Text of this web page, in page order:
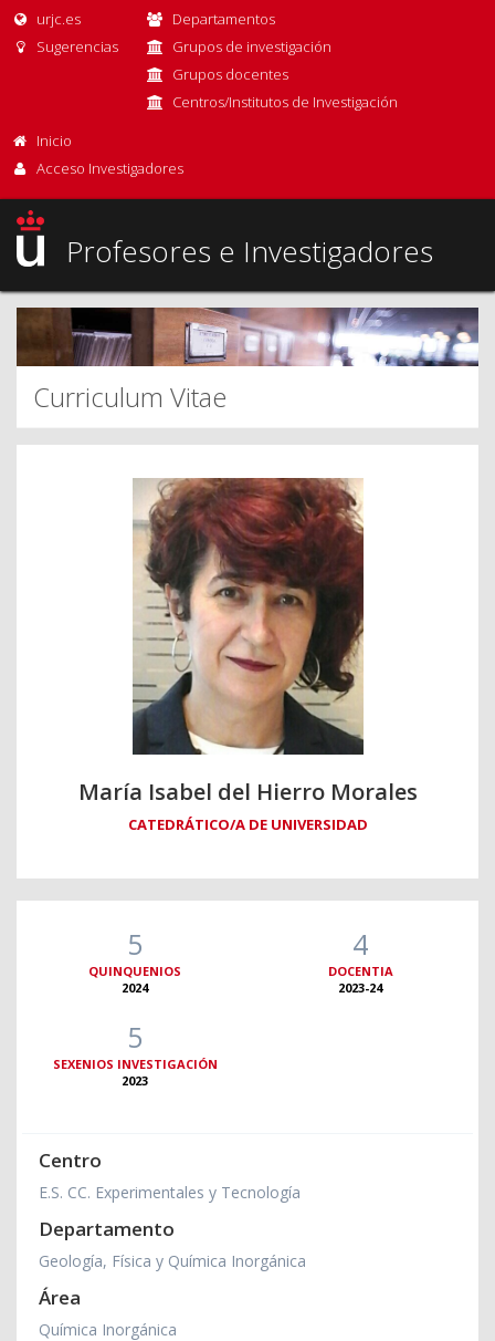
urjc.es
Sugerencias
Departamentos
Grupos de investigación
Grupos docentes
Centros/Institutos de Investigación
Inicio
Acceso Investigadores
Profesores e Investigadores
Curriculum Vitae
María Isabel del Hierro Morales
CATEDRÁTICO/A DE UNIVERSIDAD
5
QUINQUENIOS
2024
4
DOCENTIA
2023-24
5
SEXENIOS INVESTIGACIÓN
2023
Centro
E.S. CC. Experimentales y Tecnología
Departamento
Geología, Física y Química Inorgánica
Área
Química Inorgánica